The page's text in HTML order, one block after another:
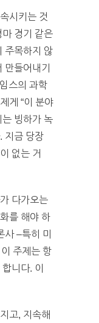
시키는 것
경기 같은
주목하지 않
들어내기
스의 과학
게 “이 분야
빙하가 녹
지금 당장
없는 거
다가오는
를 해야 하
사 –특히 미
주제는 항
니다. 이
고, 지속해